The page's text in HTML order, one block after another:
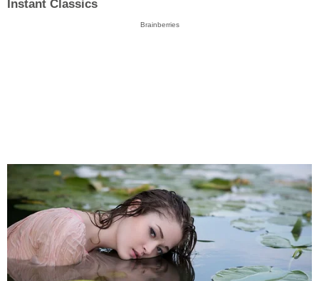
Instant Classics
Brainberries